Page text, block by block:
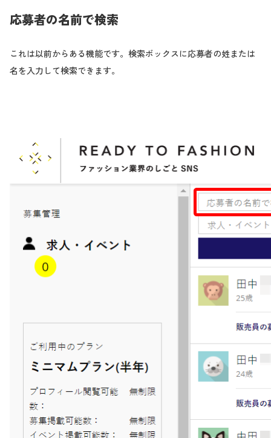
応募者の名前で検索
これは以前からある機能です。検索ボックスに応募者の姓または
名を入力して検索できます。